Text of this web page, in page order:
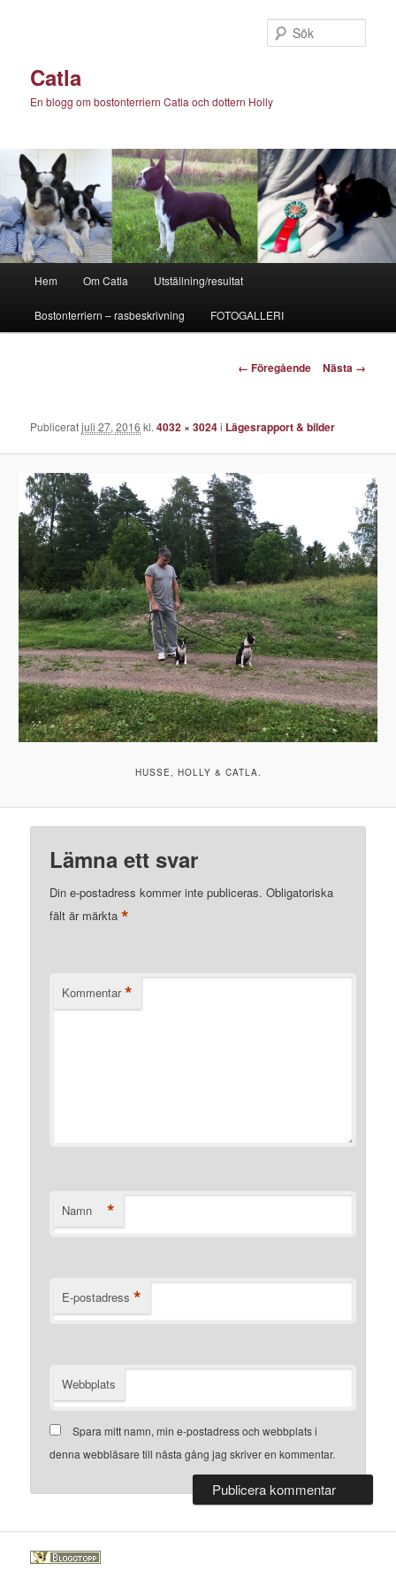
Catla
En blogg om bostonterriern Catla och dottern Holly
Hem Om Catla Utställning/resultat
Bostonterriern – rasbeskrivning FOTOGALLERI
Bildnavigering
← Föregående Nästa →
Publiceratjuli 27, 2016 kl.4032 × 3024i Lägesrapport & bilder
HUSSE, HOLLY & CATLA.
Lämna ett svar
Din e-postadress kommer inte publiceras. Obligatoriska
fält är märkta*
Kommentar *
Namn *
E-postadress *
Webbplats
Spara mitt namn, min e-postadress och webbplats i
denna webbläsare till nästa gång jag skriver en kommentar.